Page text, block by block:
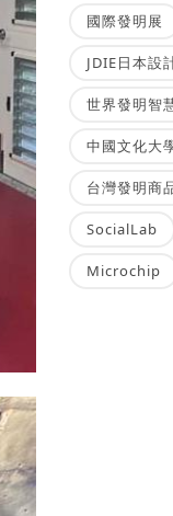
國際發明展
JDIE日本設
世界發明智
中國文化大
台灣發明商
SocialLab
Microchip